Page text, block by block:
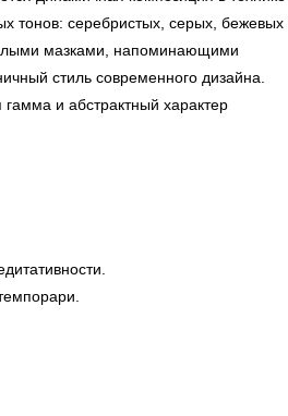
тонов: серебристых, серых, бежевых
мазками, напоминающими
стиль современного дизайна.
гамма и абстрактный характер